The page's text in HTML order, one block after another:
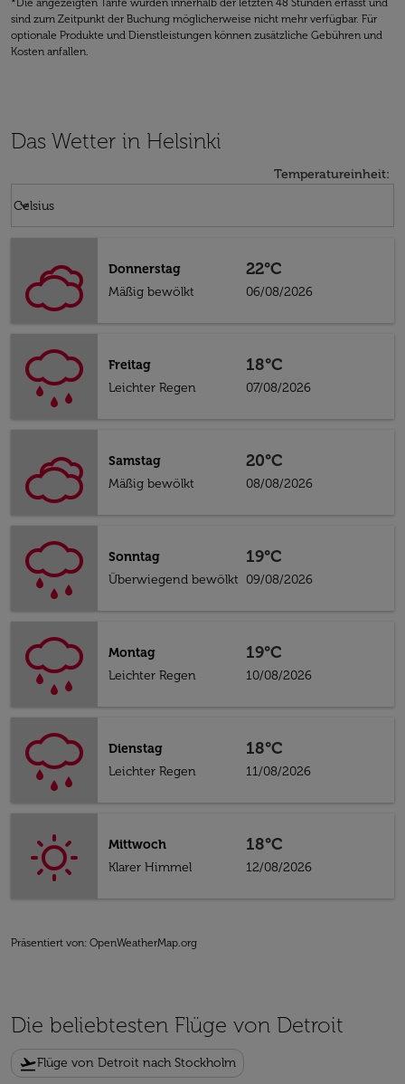
*Die angezeigten Tarife wurden innerhalb der letzten 48 Stunden erfasst und
sind zum Zeitpunkt der Buchung möglicherweise nicht mehr verfügbar. Für
optionale Produkte und Dienstleistungen können zusätzliche Gebühren und
Kosten anfallen.
Das Wetter in Helsinki
Temperatureinheit:
Celsius
keyboard_arrow_down
Donnerstag
Mäßig bewölkt
22°C
06/08/2026
Freitag
Leichter Regen
18°C
07/08/2026
Samstag
Mäßig bewölkt
20°C
08/08/2026
Sonntag
Überwiegend bewölkt
19°C
09/08/2026
Montag
Leichter Regen
19°C
10/08/2026
Dienstag
Leichter Regen
18°C
11/08/2026
Mittwoch
Klarer Himmel
18°C
12/08/2026
Präsentiert von: OpenWeatherMap.org
Die beliebtesten Flüge von Detroit
flight_takeoffFlüge von Detroit nach Stockholm